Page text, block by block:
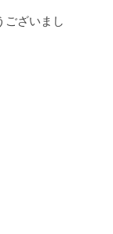
ございまし